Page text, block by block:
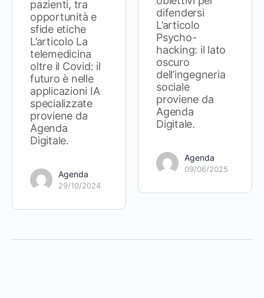
pazienti, tra
opportunità e
sfide etiche
L’articolo La
telemedicina
oltre il Covid: il
futuro è nelle
applicazioni IA
specializzate
proviene da
Agenda
Digitale.
Agenda
29/10/2024
difendersi
L’articolo
Psycho-
hacking: il lato
oscuro
dell’ingegneria
sociale
proviene da
Agenda
Digitale.
Agenda
09/06/2025